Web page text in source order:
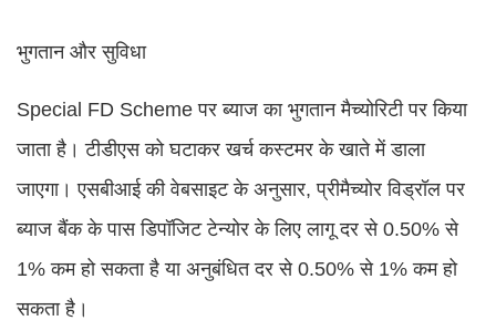
भुगतान और सुविधा
Special FD Scheme पर ब्याज का भुगतान मैच्योरिटी पर किया
जाता है। टीडीएस को घटाकर खर्च कस्टमर के खाते में डाला
जाएगा। एसबीआई की वेबसाइट के अनुसार, प्रीमैच्योर विड्रॉल पर
ब्याज बैंक के पास डिपॉजिट टेन्योर के लिए लागू दर से 0.50% से
1% कम हो सकता है या अनुबंधित दर से 0.50% से 1% कम हो
सकता है।